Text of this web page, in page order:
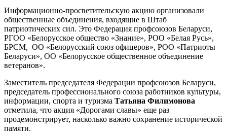
Информационно-просветительскую акцию организовали
общественные объединения, входящие в Штаб
патриотических сил. Это Федерация профсоюзов Беларуси,
РГОО «Белорусское общество «Знание», РОО «Белая Русь»,
БРСМ, ОО «Белорусский союз офицеров», РОО «Патриоты
Беларуси», ОО «Белорусское общественное объединение
ветеранов».
Заместитель председателя Федерации профсоюзов Беларуси,
председатель профессионального союза работников культуры,
информации, спорта и туризма Татьяна Филимонова
отметила, что акция «Дорогами славы» еще раз
продемонстрирует, насколько важно сохранение исторической
памяти.